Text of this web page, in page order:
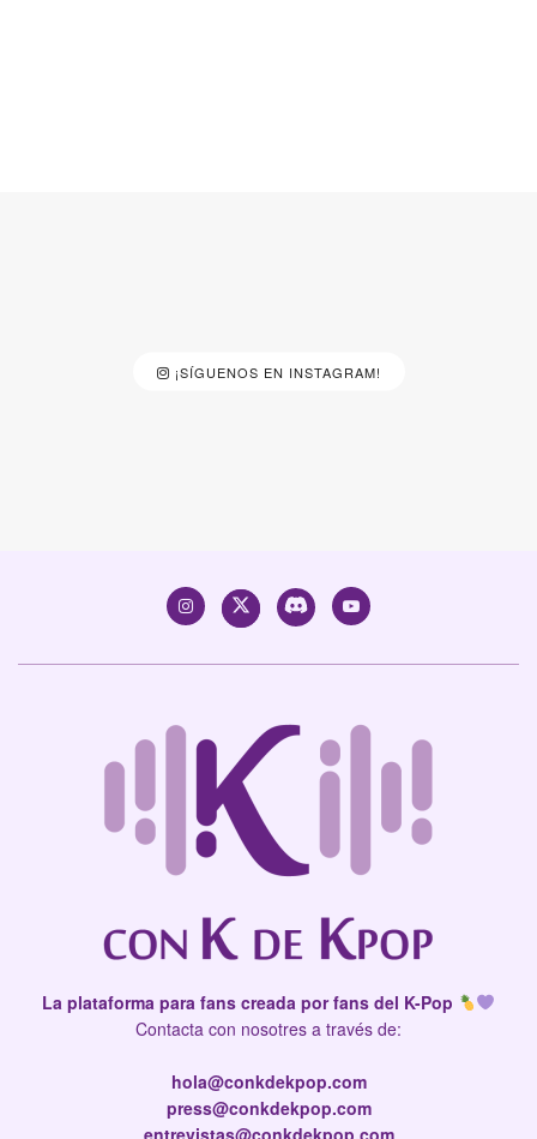
¡SÍGUENOS EN INSTAGRAM!
La plataforma para fans creada por fans del K-Pop
Contacta con nosotres a través de:
hola@conkdekpop.com
press@conkdekpop.com
entrevistas@conkdekpop.com